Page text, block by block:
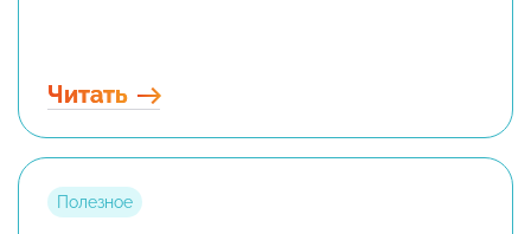
Читать
Полезное